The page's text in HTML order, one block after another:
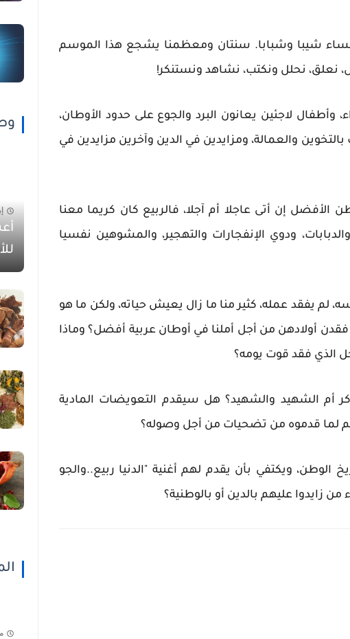
ونساء شيبا وشبابا. سنتان ومعظمنا يشجع هذا الموسم
نحلل ونكتب، نشاهد ونستنكر!
وأطفال لاجئين يعانون البرد والجوع على حدود الأوطان،
والعمالة، ومزايدين في الدين وآخرين مزايدين في
الأفضل إن أتى عاجلا أم آجلا، فالربيع كان كريما معنا
ودوي الإنفجارات والتهجير، والمشوهين نفسيا
لم يفقد عمله، كثير منا ما زال يعيش حياته، ولكن ما هو
فقدن أولادهن من أجل أملنا في أوطان عربية أفضل؟ وماذا
الذي فقد قوت يومه؟
أم الشهيد والشهيد؟ هل سيقدم التعويضات المادية
لما قدموه من تضحيات من أجل وصوله؟
ويكتفي بأن يقدم لهم أغنية "الدنيا ربيع..والجو
زايدوا عليهم بالدين أو بالوطنية؟